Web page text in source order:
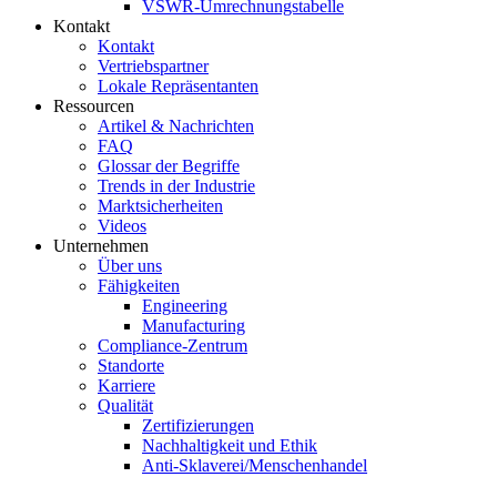
VSWR-Umrechnungstabelle
Kontakt
Kontakt
Vertriebspartner
Lokale Repräsentanten
Ressourcen
Artikel & Nachrichten
FAQ
Glossar der Begriffe
Trends in der Industrie
Marktsicherheiten
Videos
Unternehmen
Über uns
Fähigkeiten
Engineering
Manufacturing
Compliance-Zentrum
Standorte
Karriere
Qualität
Zertifizierungen
Nachhaltigkeit und Ethik
Anti-Sklaverei/Menschenhandel